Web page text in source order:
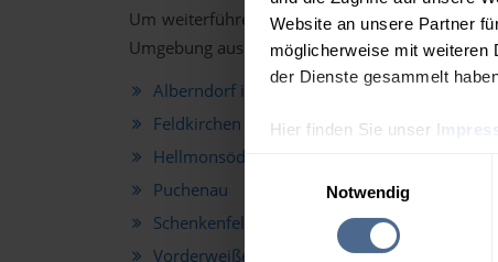
Website an unsere Partner
möglicherweise mit weiteren
der Dienste gesammelt
Hier finden Sie unser
Einwilligungsauswahl
Notwendig
Um weiterführende Heizölpreis-Informationen
Umgebung aus.
Alberndorf in der Riedmark
Feldkirchen an der Donau
Hellmonsödt
Puchenau
Schenkenfelden
Vorderweißenbach